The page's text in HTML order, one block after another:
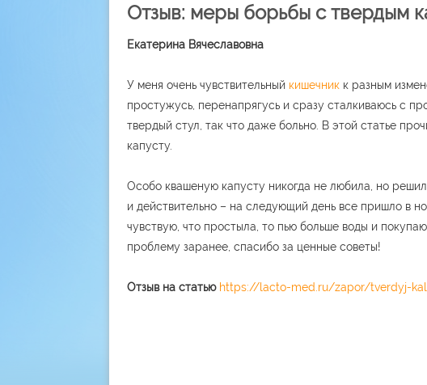
Отзыв: меры борьбы с твердым
Екатерина Вячеславовна
У меня очень чувствительный кишечникк разным
простужусь, перенапрягусь и сразу сталкиваюсь с
твердый стул, так что даже больно. В этой статье
капусту.
Особо квашеную капусту никогда не любила, но
и действительно – на следующий день все пришло в
чувствую, что простыла, то пью больше воды и
проблему заранее, спасибо за ценные советы!
Отзыв на статью https://lacto-med.ru/zapor/tverdyj-